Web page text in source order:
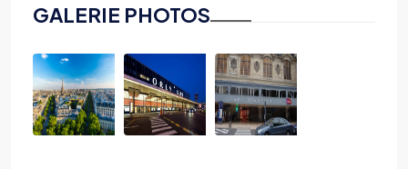
GALERIE PHOTOS